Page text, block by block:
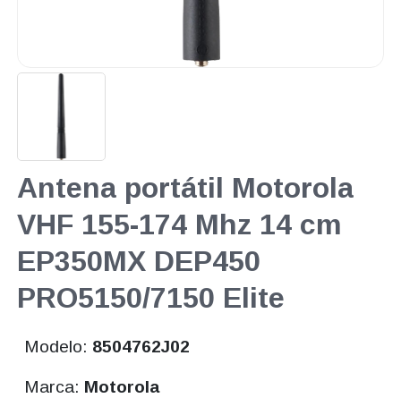
Antena portátil Motorola
VHF 155-174 Mhz 14 cm
EP350MX DEP450
PRO5150/7150 Elite
Modelo: 8504762J02
Marca: Motorola